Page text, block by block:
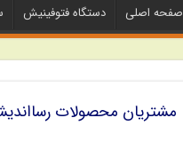
صفحه اصلی دستگاه فتوفینیش
مشتریان محصولات